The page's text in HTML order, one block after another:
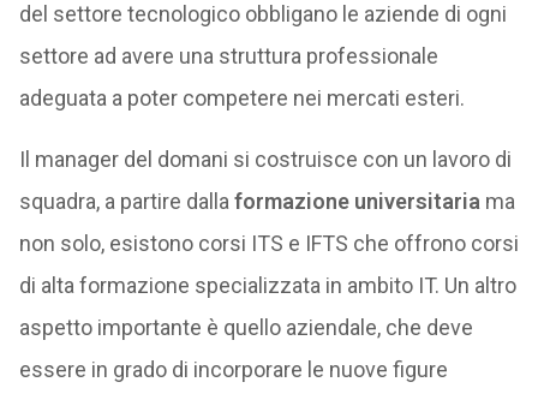
del settore tecnologico obbligano le aziende di ogni
settore ad avere una struttura professionale
adeguata a poter competere nei mercati esteri.
Il manager del domani si costruisce con un lavoro di
squadra, a partire dalla formazione universitaria ma
non solo, esistono corsi ITS e IFTS che offrono corsi
di alta formazione specializzata in ambito IT. Un altro
aspetto importante è quello aziendale, che deve
essere in grado di incorporare le nuove figure